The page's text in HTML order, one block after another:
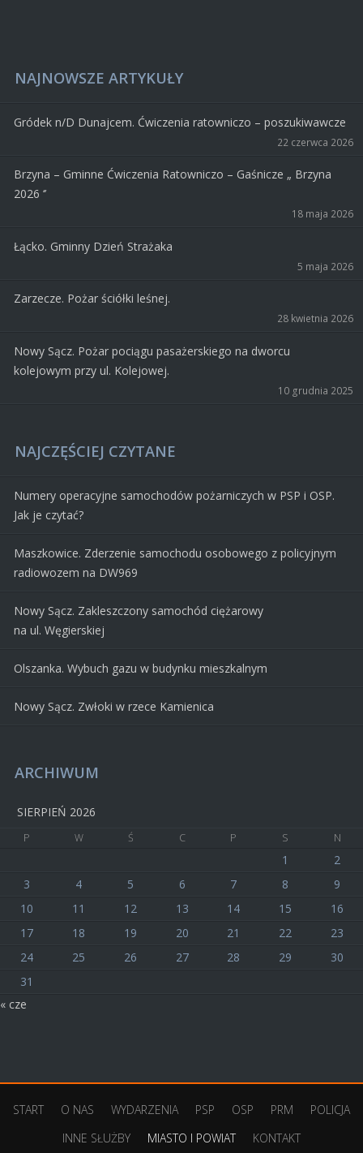
NAJNOWSZE ARTYKUŁY
Gródek n/D Dunajcem. Ćwiczenia ratowniczo – poszukiwawcze
22 czerwca 2026
Brzyna – Gminne Ćwiczenia Ratowniczo – Gaśnicze „ Brzyna
2026 ‘’
18 maja 2026
Łącko. Gminny Dzień Strażaka
5 maja 2026
Zarzecze. Pożar ściółki leśnej.
28 kwietnia 2026
Nowy Sącz. Pożar pociągu pasażerskiego na dworcu
kolejowym przy ul. Kolejowej.
10 grudnia 2025
NAJCZĘŚCIEJ CZYTANE
Numery operacyjne samochodów pożarniczych w PSP i OSP.
Jak je czytać?
Maszkowice. Zderzenie samochodu osobowego z policyjnym
radiowozem na DW969
Nowy Sącz. Zakleszczony samochód ciężarowy
na ul. Węgierskiej
Olszanka. Wybuch gazu w budynku mieszkalnym
Nowy Sącz. Zwłoki w rzece Kamienica
ARCHIWUM
SIERPIEŃ 2026
P W Ś C P S N
1
2
3
4 5 6 7 8
9
10
11 12 13 14 15
16
17
18 19 20 21 22
23
24
25 26 27 28 29
30
31
« cze
START O NAS WYDARZENIA PSP OSP PRM
POLICJA
INNE SŁUŻBY
MIASTO I POWIAT KONTAKT